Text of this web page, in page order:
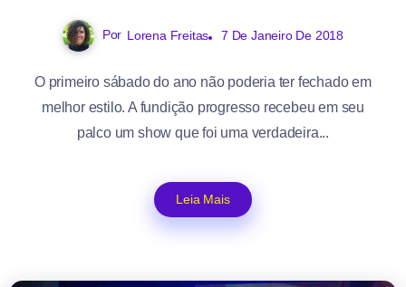
Por Lorena Freitas 7 De Janeiro De 2018
O primeiro sábado do ano não poderia ter fechado em
melhor estilo. A fundição progresso recebeu em seu
palco um show que foi uma verdadeira...
Leia Mais